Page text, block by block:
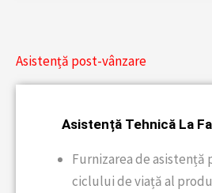
Asistență post-vânzare
Asistență Tehnică La
Furnizarea de
ciclului de viață al